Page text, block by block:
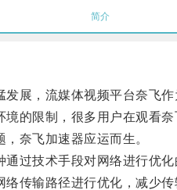
简介
，流媒体视频平台奈飞作
限制，很多用户在观看奈
奈飞加速器应运而生。
技术手段对网络进行优化
输路径进行优化，减少传